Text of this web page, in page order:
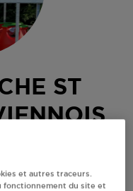
ST
VIENNOIS
et autres traceurs.
fonctionnement du site et